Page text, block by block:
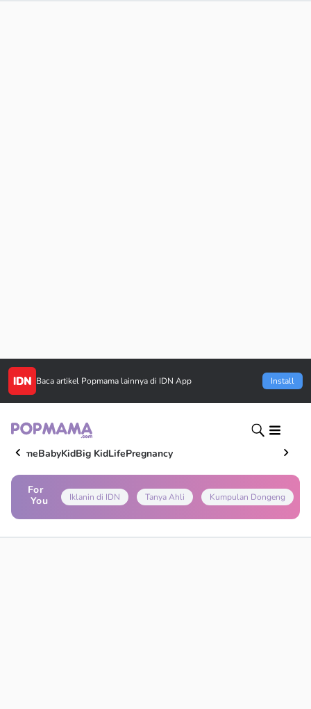
Baca artikel Popmama lainnya di IDN App Install
HomeBabyKidBig KidLifePregnancy
For
You
Iklanin di IDN Tanya Ahli Kumpulan Dongeng